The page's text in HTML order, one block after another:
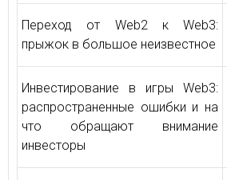
Переход от Web2 к Web3:
прыжок в большое неизвестное
Инвестирование в игры Web3:
распространенные ошибки и на
что обращают внимание
инвесторы